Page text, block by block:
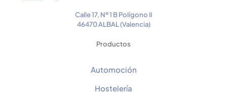
Calle 17, Nº 1 B Polígono II
46470 ALBAL (Valencia)
Productos
Automoción
Hostelería